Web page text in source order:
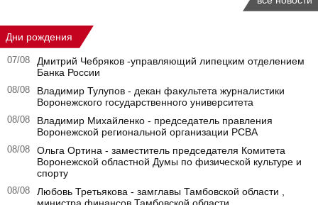
Дни рождения
07/08
Дмитрий Чебряков -управляющий липецким отделением
Банка России
08/08
Владимир Тулупов - декан факультета журналистики
Воронежского государственного университета
08/08
Владимир Михайленко - председатель правления
Воронежской региональной организации РСВА
08/08
Ольга Ортина - заместитель председателя Комитета
Воронежской областной Думы по физической культуре и
спорту
08/08
Любовь Третьякова - замглавы Тамбовской области ,
министра финансов Тамбовской области